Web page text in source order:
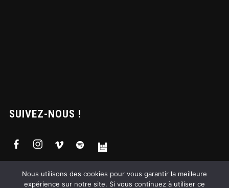
SUIVEZ-NOUS !
Nous utilisons des cookies pour vous garantir la meilleure
expérience sur notre site. Si vous continuez à utiliser ce